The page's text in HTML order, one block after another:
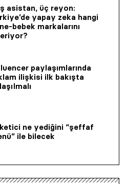
asistan, üç reyon:
yapay zeka hangi
bebek markalarını
paylaşımlarında
ilişkisi ilk bakışta
ne yediğini “şeffaf
ile bilecek